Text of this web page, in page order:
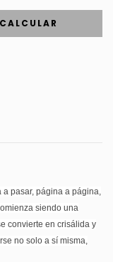
CALCULAR
a pasar, página a página,
siendo una
convierte en crisálida y
no solo a sí misma,